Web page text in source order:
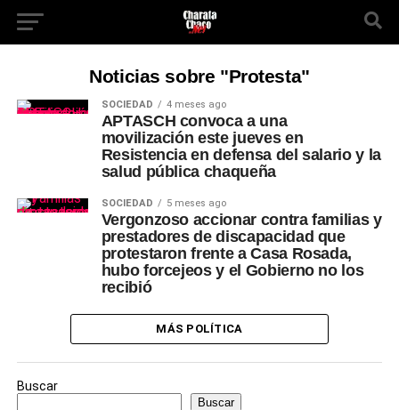
Noticias sobre "Protesta"
SOCIEDAD 4 meses ago
APTASCH convoca a una
movilización este jueves en
Resistencia en defensa del salario y la
salud pública chaqueña
SOCIEDAD 5 meses ago
Vergonzoso accionar contra familias y
prestadores de discapacidad que
protestaron frente a Casa Rosada,
hubo forcejeos y el Gobierno no los
recibió
MÁS POLÍTICA
Buscar
Buscar